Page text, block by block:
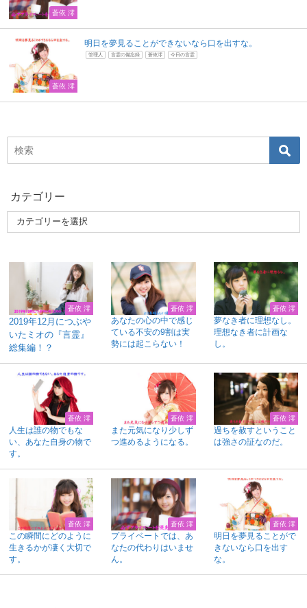
蒼依 澪
蒼依 澪
明日を夢見ることができないなら口を出すな。
管理人 言霊の備忘録 蒼依澪 今日の言霊
カテゴリー
蒼依 澪
2019年12月につぶや
いたミオの『言霊』
総集編！？
蒼依 澪
あなたの心の中で感じ
ている不安の9割は実
勢には起こらない！
蒼依 澪
夢なき者に理想なし。
理想なき者に計画な
し。
蒼依 澪
人生は誰の物でもな
い、あなた自身の物で
す。
蒼依 澪
また元気になり少しず
つ進めるようになる。
蒼依 澪
過ちを赦すということ
は強さの証なのだ。
蒼依 澪
この瞬間にどのように
生きるかが凄く大切で
す。
蒼依 澪
プライベートでは、あ
なたの代わりはいませ
ん。
蒼依 澪
明日を夢見ることがで
きないなら口を出す
な。